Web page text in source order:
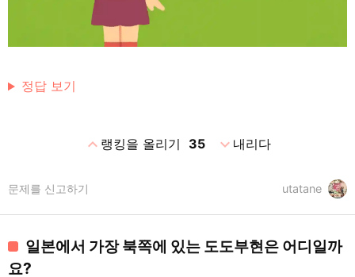
정답 보기
expand_less랭킹을 올리기 35 expand_more내리다
utatane
문제를 신고하기
일본에서 가장 북쪽에 있는 도도부현은 어디일까
요?